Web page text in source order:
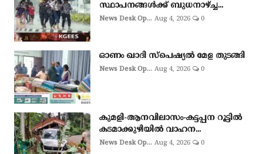
സ്ഥാപനങ്ങൾക്ക് ബുധനാഴ്ച്ച...
News Desk Op... Aug 4, 2026 0
ഓണം ഖാദി സ്‌പെഷ്യല്‍ മേള തുടങ്ങി
News Desk Op... Aug 4, 2026 0
കുമളി-ആനവിലാസം-കട്ടപ്പന റൂട്ടിൽ
കടമാക്കുഴിയിൽ വാഹന...
News Desk Op... Aug 4, 2026 0